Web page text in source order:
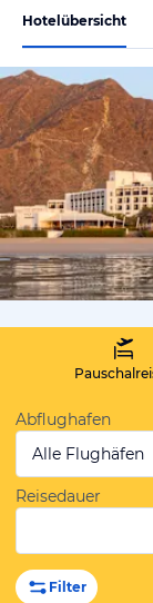
Hotelübersicht
Abflughafen
Alle Flughäfen
Reisedauer
Filter